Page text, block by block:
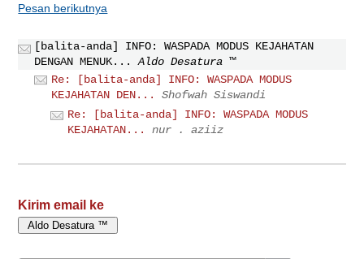
Pesan berikutnya
[balita-anda] INFO: WASPADA MODUS KEJAHATAN
DENGAN MENUK...
Aldo Desatura ™
Re: [balita-anda] INFO: WASPADA MODUS
KEJAHATAN DEN...
Shofwah Siswandi
Re: [balita-anda] INFO: WASPADA MODUS
KEJAHATAN...
nur . aziiz
Kirim email ke